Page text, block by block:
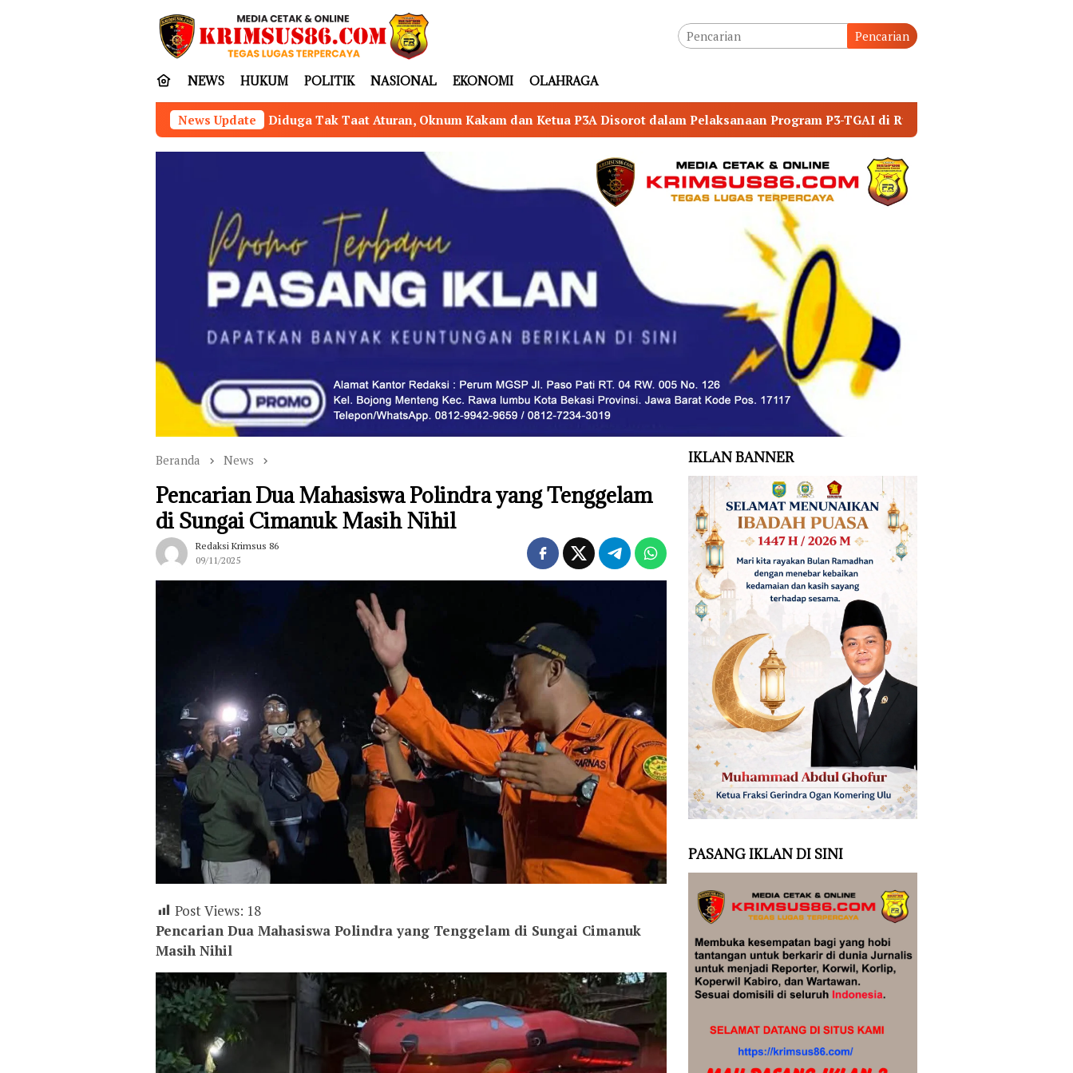
Pencarian
NEWS HUKUM POLITIK NASIONAL EKONOMI OLAHRAGA
News Update
Diduga Tak Taat Aturan, Oknum Kakam dan Ketua P3A Disorot dalam Pelaksanaan Program P3-TGAI di Rukti Endah KUNKER KE TAPTENG, KAPOLDA SUMUT
Beranda News
Pencarian Dua Mahasiswa Polindra yang Tenggelam
di Sungai Cimanuk Masih Nihil
Redaksi Krimsus 86
09/11/2025
Post Views: 18
Pencarian Dua Mahasiswa Polindra yang Tenggelam di Sungai Cimanuk
Masih Nihil
IKLAN BANNER
PASANG IKLAN DI SINI